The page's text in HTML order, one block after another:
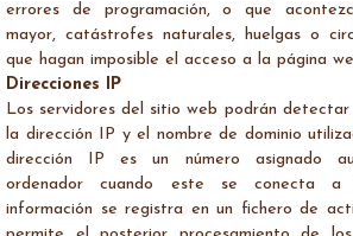
errores de programación, o que
mayor, catástrofes naturales, huelgas o
que hagan imposible el acceso a la página
Direcciones IP
Los servidores del sitio web podrán
la dirección IP y el nombre de dominio
dirección IP es un número asignado
ordenador cuando este se conecta a
información se registra en un fichero de